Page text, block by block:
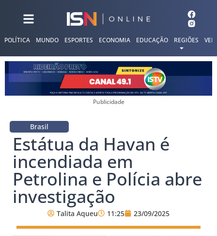
POLÍTICA MUNDO ESPORTES ECONOMIA EDUCAÇÃO REGIÕES
Publicidade
Brasil
Estátua da Havan é
incendiada em
Petrolina e Polícia abre
investigação
Talita Aqueu 11:25 23/09/2025